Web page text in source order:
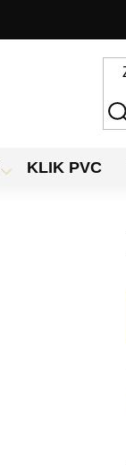
KLIK PVC